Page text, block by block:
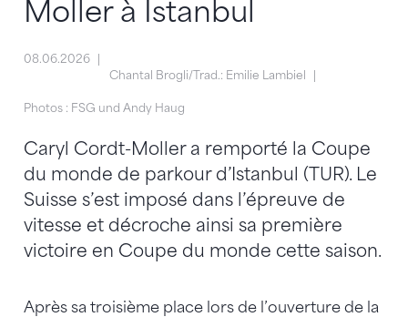
Moller à Istanbul
08.06.2026
Chantal Brogli/Trad.: Emilie Lambiel
Photos : FSG und Andy Haug
Caryl Cordt-Moller a remporté la Coupe
du monde de parkour d’Istanbul (TUR). Le
Suisse s’est imposé dans l’épreuve de
vitesse et décroche ainsi sa première
victoire en Coupe du monde cette saison.
Après sa troisième place lors de l’ouverture de la